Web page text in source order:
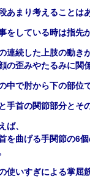
あまり考えることは
をしている時は指先
連続した上肢の動き
の歪みやたるみに関
中で肘から下の部位
手首の関節部分とそ
ば、
を曲げる手関節の6
使いすぎによる掌屈